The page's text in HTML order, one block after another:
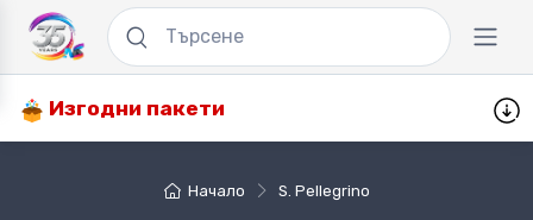
Изгодни пакети
Начало S. Pellegrino